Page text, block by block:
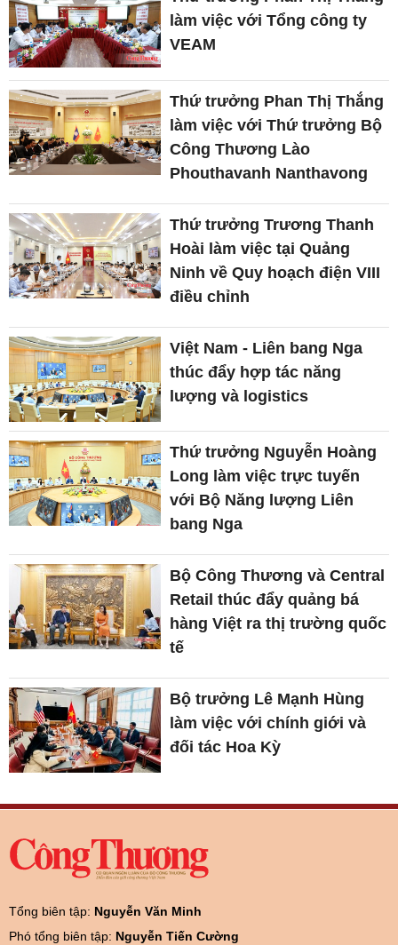
làm việc với Tổng công ty
VEAM
Thứ trưởng Phan Thị Thắng
làm việc với Thứ trưởng Bộ
Công Thương Lào
Phouthavanh Nanthavong
Thứ trưởng Trương Thanh
Hoài làm việc tại Quảng
Ninh về Quy hoạch điện VIII
điều chỉnh
Việt Nam - Liên bang Nga
thúc đẩy hợp tác năng
lượng và logistics
Thứ trưởng Nguyễn Hoàng
Long làm việc trực tuyến
với Bộ Năng lượng Liên
bang Nga
Bộ Công Thương và Central
Retail thúc đẩy quảng bá
hàng Việt ra thị trường quốc
tế
Bộ trưởng Lê Mạnh Hùng
làm việc với chính giới và
đối tác Hoa Kỳ
Tổng biên tập: Nguyễn Văn Minh
Phó tổng biên tập: Nguyễn Tiến Cường